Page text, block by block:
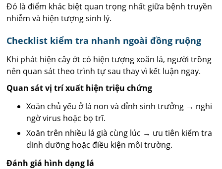
Đó là điểm khác biệt quan trọng nhất giữa bệnh truyền
nhiễm và hiện tượng sinh lý.
Checklist kiểm tra nhanh ngoài đồng ruộng
Khi phát hiện cây ớt có hiện tượng xoăn lá, người trồng
nên quan sát theo trình tự sau thay vì kết luận ngay.
Quan sát vị trí xuất hiện triệu chứng
Xoăn chủ yếu ở lá non và đỉnh sinh trưởng → nghi
ngờ virus hoặc bọ trĩ.
Xoăn trên nhiều lá già cùng lúc → ưu tiên kiểm tra
dinh dưỡng hoặc điều kiện môi trường.
Đánh giá hình dạng lá